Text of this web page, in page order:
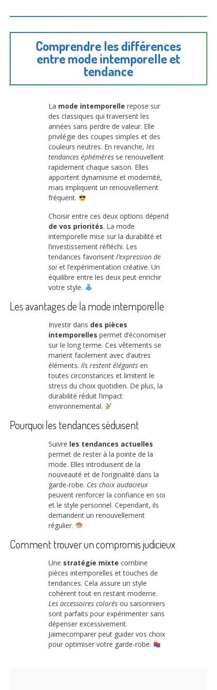
Comprendre les différences
entre mode intemporelle et
tendance
La mode intemporelle repose sur
des classiques qui traversent les
années sans perdre de valeur. Elle
privilégie des coupes simples et des
couleurs neutres. En revanche, les
tendances éphémères se renouvellent
rapidement chaque saison. Elles
apportent dynamisme et modernité,
mais impliquent un renouvellement
fréquent.
Choisir entre ces deux options dépend
de vos priorités. La mode
intemporelle mise sur la durabilité et
l’investissement réfléchi. Les
tendances favorisent l’expression de
soi et l’expérimentation créative. Un
équilibre entre les deux peut enrichir
votre style.
Les avantages de la mode intemporelle
Investir dans des pièces
intemporelles permet d’économiser
sur le long terme. Ces vêtements se
marient facilement avec d’autres
éléments. Ils restent élégants en
toutes circonstances et limitent le
stress du choix quotidien. De plus, la
durabilité réduit l’impact
environnemental.
Pourquoi les tendances séduisent
Suivre les tendances actuelles
permet de rester à la pointe de la
mode. Elles introduisent de la
nouveauté et de l’originalité dans la
garde-robe. Ces choix audacieux
peuvent renforcer la confiance en soi
et le style personnel. Cependant, ils
demandent un renouvellement
régulier.
Comment trouver un compromis judicieux
Une stratégie mixte combine
pièces intemporelles et touches de
tendances. Cela assure un style
cohérent tout en restant moderne.
Les accessoires colorés ou saisonniers
sont parfaits pour expérimenter sans
dépenser excessivement.
Jaimecomparer peut guider vos choix
pour optimiser votre garde-robe.